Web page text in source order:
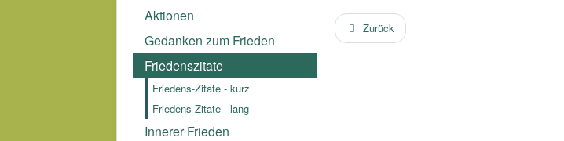
Aktionen
Gedanken zum Frieden
Friedenszitate
Friedens-Zitate - kurz
Friedens-Zitate - lang
Innerer Frieden
Zurück